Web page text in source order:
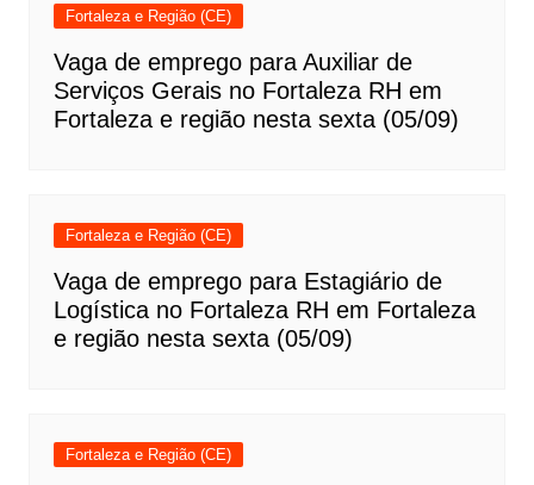
Fortaleza e Região (CE)
Vaga de emprego para Auxiliar de
Serviços Gerais no Fortaleza RH em
Fortaleza e região nesta sexta (05/09)
Fortaleza e Região (CE)
Vaga de emprego para Estagiário de
Logística no Fortaleza RH em Fortaleza
e região nesta sexta (05/09)
Fortaleza e Região (CE)